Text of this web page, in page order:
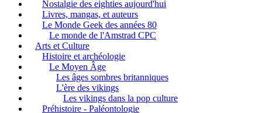
Nostalgie des eighties aujourd'hui
Livres, mangas, et auteurs
Le Monde Geek des années 80
Le monde de l'Amstrad CPC
Arts et Culture
Histoire et archéologie
Le Moyen Âge
Les âges sombres britanniques
L'ère des vikings
Les vikings dans la pop culture
Préhistoire - Paléontologie